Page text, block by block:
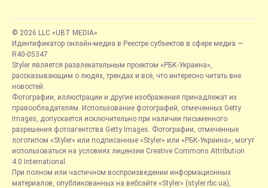
© 2026 LLC «UBT MEDIA»
Идентификатор онлайн-медиа в Реестре субъектов в сфере медиа —
R40-05347
Styler является развлекательным проектом «РБК-Украина»,
рассказывающим о людях, трендах и всё, что интересно читать вне
новостей.
Фотографии, иллюстрации и другие изображения принадлежат их
правообладателям. Использование фотографий, отмеченных Getty
Images, допускается исключительно при наличии письменного
разрешения фотоагентства Getty Images. Фотографии, отмеченные
логотипом «Styler» или подписанные «Styler» или «РБК-Украина», могут
использоваться на условиях лицензии Creative Commons Attribution
4.0 International.
При полном или частичном воспроизведении информационных
материалов, опубликованных на вебсайте «Styler» (styler.rbc.ua),